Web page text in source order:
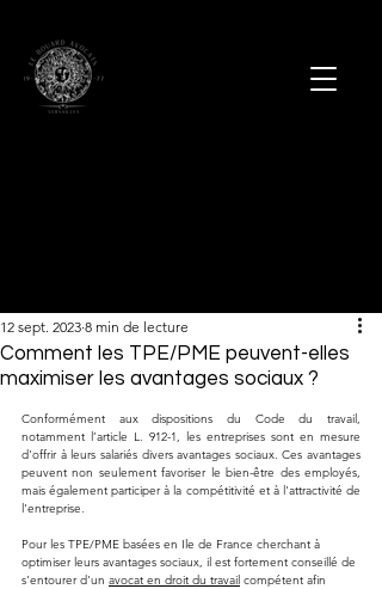
Comment les TPE/PME peuvent-elles
maximiser les avantages sociaux ?
12 sept. 2023 8 min de lecture
Conformément aux dispositions du Code du travail,
notamment l’article L. 912-1, les entreprises sont en mesure
d'offrir à leurs salariés divers avantages sociaux. Ces avantages
peuvent non seulement favoriser le bien-être des employés,
mais également participer à la compétitivité et à l'attractivité de
l'entreprise.
Pour les TPE/PME basées en Ile de France cherchant à
optimiser leurs avantages sociaux, il est fortement conseillé de
s'entourer d'un avocat en droit du travail compétent afin